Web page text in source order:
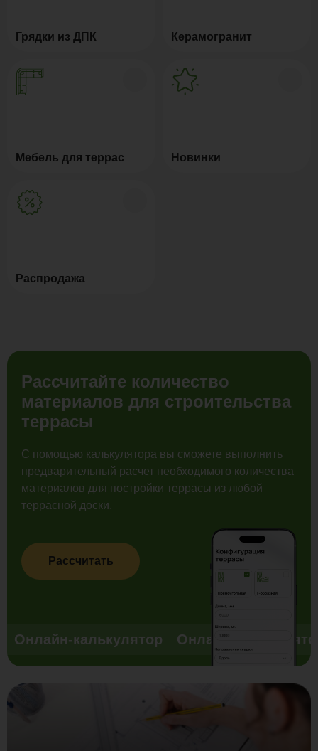
Грядки из ДПК Керамогранит
Мебель для террас Новинки
Распродажа
Рассчитайте количество
материалов для строительства
террасы
С помощью калькулятора вы сможете выполнить
предварительный расчет необходимого количества
материалов для постройки террасы из любой
террасной доски.
Рассчитать
Онлайн-калькулятор Онлайн-